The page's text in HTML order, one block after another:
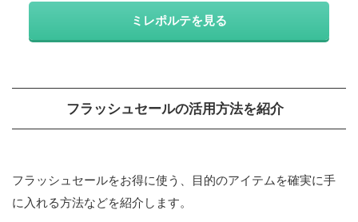
ミレポルテを見る
フラッシュセールの活用方法を紹介
フラッシュセールをお得に使う、目的のアイテムを確実に手
に入れる方法などを紹介します。